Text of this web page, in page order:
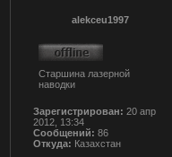
alekceu1997
Старшина лазерной
наводки
Зарегистрирован: 20 апр
2012, 13:34
Сообщений: 86
Откуда: Казахстан